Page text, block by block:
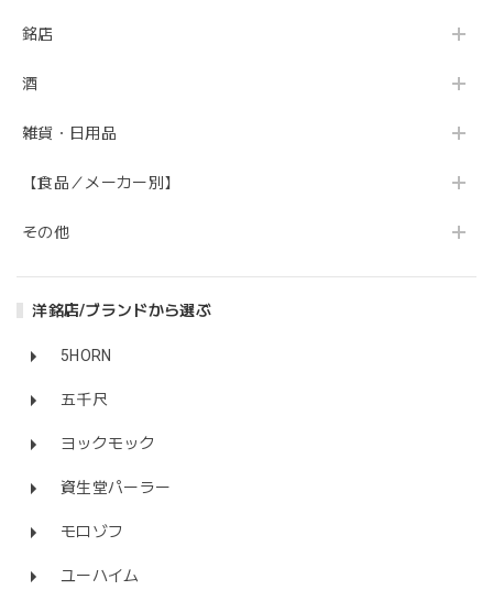
銘店
酒
雑貨・日用品
【食品／メーカー別】
その他
洋銘店/ブランドから選ぶ
5HORN
五千尺
ヨックモック
資生堂パーラー
モロゾフ
ユーハイム